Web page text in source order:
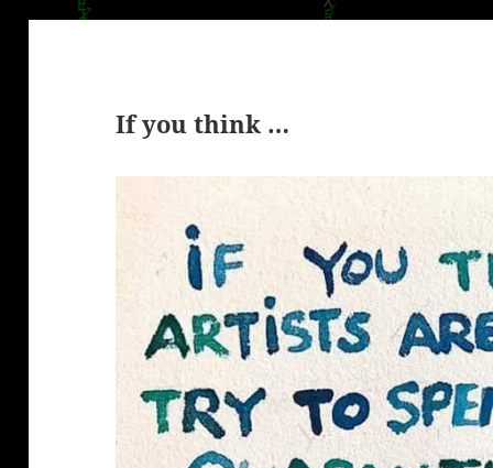
If you think …